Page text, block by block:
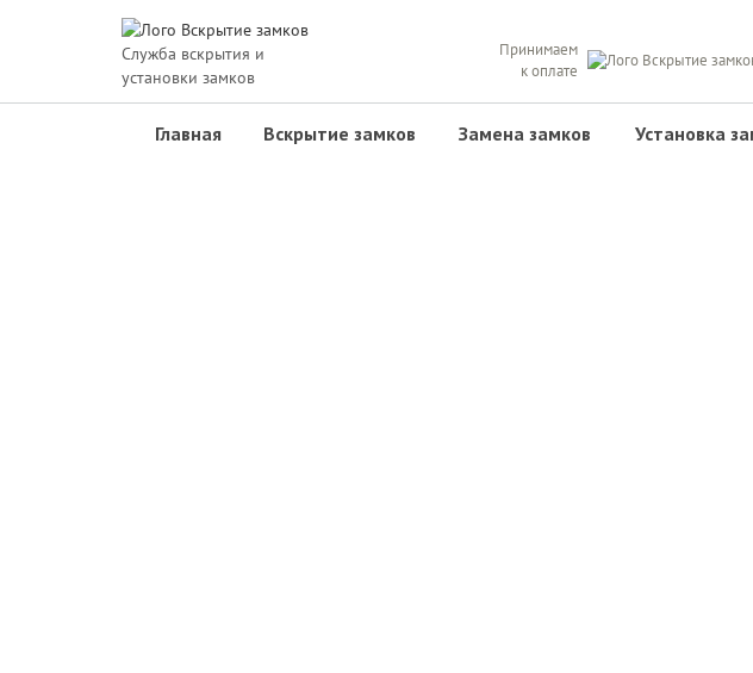
Служба вскрытия и
установки замков
Принимаем
к оплате
Главная Вскрытие замков Замена замков Установка